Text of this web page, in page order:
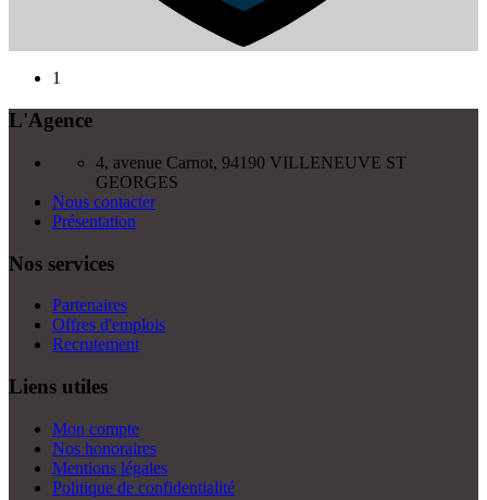
1
L'Agence
4, avenue Carnot, 94190 VILLENEUVE ST
GEORGES
Nous contacter
Présentation
Nos services
Partenaires
Offres d'emplois
Recrutement
Liens utiles
Mon compte
Nos honoraires
Mentions légales
Politique de confidentialité